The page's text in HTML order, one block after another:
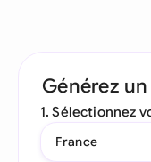
Générez
1. Sélectionnez
France